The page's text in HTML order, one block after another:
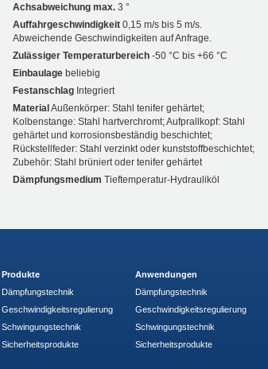
Achsabweichung max. 3 °
Auffahrgeschwindigkeit 0,15 m/s bis 5 m/s.
Abweichende Geschwindigkeiten auf Anfrage.
Zulässiger Temperaturbereich -50 °C bis +66 °C
Einbaulage beliebig
Festanschlag Integriert
MaterialAußenkörper: Stahl tenifer gehärtet;
Kolbenstange: Stahl hartverchromt; Aufprallkopf: Stahl
gehärtet und korrosionsbeständig beschichtet;
Rückstellfeder: Stahl verzinkt oder kunststoffbeschichtet;
Zubehör: Stahl brüniert oder tenifer gehärtet
Dämpfungsmedium Tieftemperatur-Hydrauliköl
Produkte
Dämpfungstechnik
Geschwindigkeitsregulierung
Schwingungstechnik
Sicherheitsprodukte
Anwendungen
Dämpfungstechnik
Geschwindigkeitsregulierung
Schwingungstechnik
Sicherheitsprodukte